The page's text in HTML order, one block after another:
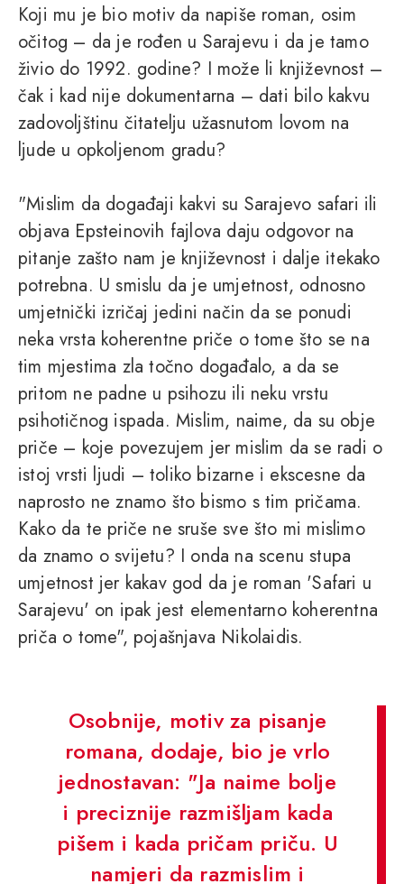
Koji mu je bio motiv da napiše roman, osim
očitog – da je rođen u Sarajevu i da je tamo
živio do 1992. godine? I može li književnost –
čak i kad nije dokumentarna – dati bilo kakvu
zadovoljštinu čitatelju užasnutom lovom na
ljude u opkoljenom gradu?
"Mislim da događaji kakvi su Sarajevo safari ili
objava Epsteinovih fajlova daju odgovor na
pitanje zašto nam je književnost i dalje itekako
potrebna. U smislu da je umjetnost, odnosno
umjetnički izričaj jedini način da se ponudi
neka vrsta koherentne priče o tome što se na
tim mjestima zla točno događalo, a da se
pritom ne padne u psihozu ili neku vrstu
psihotičnog ispada. Mislim, naime, da su obje
priče – koje povezujem jer mislim da se radi o
istoj vrsti ljudi – toliko bizarne i ekscesne da
naprosto ne znamo što bismo s tim pričama.
Kako da te priče ne sruše sve što mi mislimo
da znamo o svijetu? I onda na scenu stupa
umjetnost jer kakav god da je roman 'Safari u
Sarajevu' on ipak jest elementarno koherentna
priča o tome", pojašnjava Nikolaidis.
Osobnije, motiv za pisanje
romana, dodaje, bio je vrlo
jednostavan: "Ja naime bolje
i preciznije razmišljam kada
pišem i kada pričam priču. U
namjeri da razmislim i